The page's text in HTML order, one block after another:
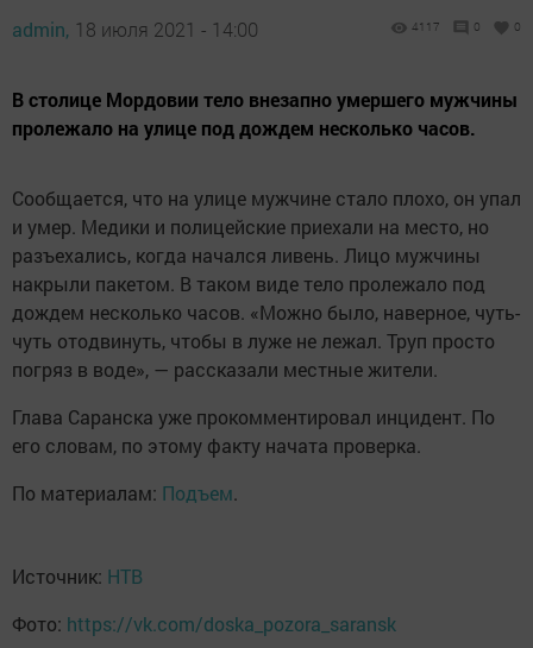
admin, 18 июля 2021 - 14:00 4117 0 0
В столице Мордовии тело внезапно умершего мужчины
пролежало на улице под дождем несколько часов.
Сообщается, что на улице мужчине стало плохо, он упал
и умер. Медики и полицейские приехали на место, но
разъехались, когда начался ливень. Лицо мужчины
накрыли пакетом. В таком виде тело пролежало под
дождем несколько часов. «Можно было, наверное, чуть-
чуть отодвинуть, чтобы в луже не лежал. Труп просто
погряз в воде», — рассказали местные жители.
Глава Саранска уже прокомментировал инцидент. По
его словам, по этому факту начата проверка.
По материалам: Подъем.
Источник: НТВ
Фото: https://vk.com/doska_pozora_saransk